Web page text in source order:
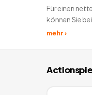
Für einen
können Sie
oder ein X Box
mehr ›